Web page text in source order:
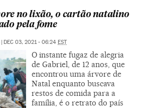
no lixão, o cartão natalino
pela fome
DEC 03, 2021 - 06:24 EST
O instante fugaz de alegria
de Gabriel, de 12 anos, que
encontrou uma árvore de
Natal enquanto buscava
restos de comida para a
família, é o retrato do país